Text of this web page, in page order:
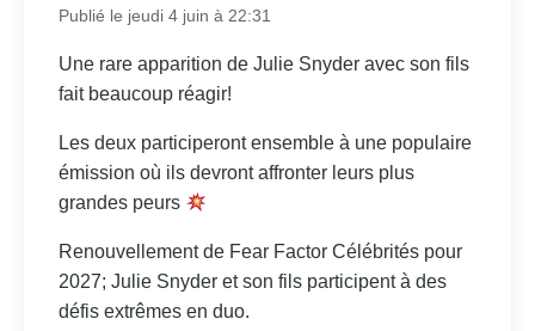
Publié le jeudi 4 juin à 22:31
Une rare apparition de Julie Snyder avec son fils
fait beaucoup réagir!
Les deux participeront ensemble à une populaire
émission où ils devront affronter leurs plus
grandes peurs
Renouvellement de Fear Factor Célébrités pour
2027; Julie Snyder et son fils participent à des
défis extrêmes en duo.